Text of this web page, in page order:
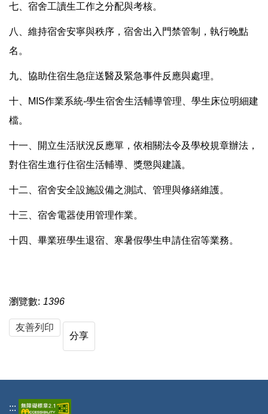
七、宿舍工讀生工作之分配與考核。
八、維持宿舍安寧與秩序，宿舍出入門禁管制，執行晚點
名。
九、協助住宿生急症送醫及緊急事件反應與處理。
十、MIS作業系統-學生宿舍生活輔導管理、學生床位明細建
檔。
十一、開立生活狀況反應單，依相關法令及學校規章辦法，
對住宿生進行住宿生活輔導、獎懲與建議。
十二、宿舍安全設施設備之測試、管理與修繕維護。
十三、宿舍電器使用管理作業。
十四、畢業班學生退宿、寒暑假學生申請住宿等業務。
瀏覽數: 1396
友善列印
分享
:::